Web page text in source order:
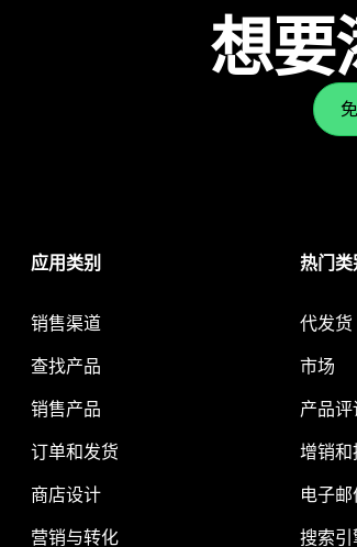
想要
应用类别
销售渠道
查找产品
销售产品
订单和发货
商店设计
营销与转化
热门类
代发货
市场
产品评
增销和
电子
搜索